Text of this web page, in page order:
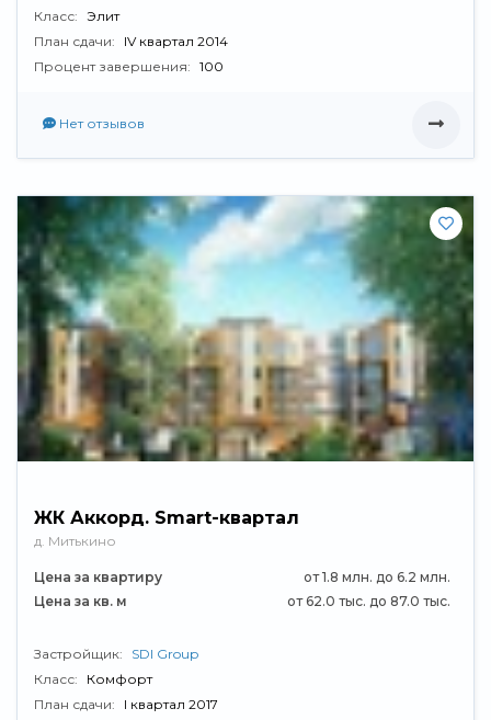
Класс: Элит
План сдачи:
IV квартал 2014
Процент завершения: 100
Нет отзывов
ЖК Аккорд. Smart-квартал
д. Митькино
Цена за квартиру
от 1.8 млн. до 6.2 млн.
Цена за кв. м
от 62.0 тыс. до 87.0 тыс.
Застройщик:
SDI Group
Класс:
Комфорт
План сдачи:
I квартал 2017